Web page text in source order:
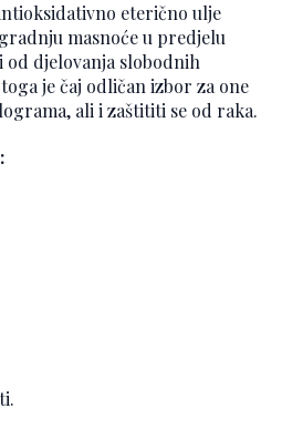
eterično ulje
masnoće u predjelu
od djelovanja slobodnih
je čaj odličan izbor za one
ali i zaštititi se od raka.